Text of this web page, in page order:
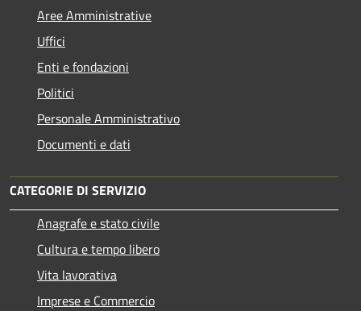
Aree Amministrative
Uffici
Enti e fondazioni
Politici
Personale Amministrativo
Documenti e dati
CATEGORIE DI SERVIZIO
Anagrafe e stato civile
Cultura e tempo libero
Vita lavorativa
Imprese e Commercio